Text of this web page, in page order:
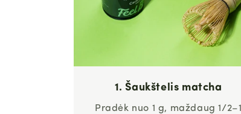
1. Šaukštelis matcha
Pradėk nuo 1 g, maždaug 1/2–1